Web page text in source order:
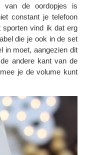
van de oordopjes is
constant je telefoon
sporten vind ik dat erg
die je ook in de set
in moet, aangezien dit
andere kant van de
je de volume kunt